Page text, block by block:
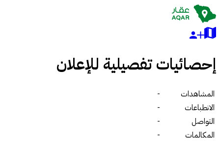
إحصائيات تفصيلية للإعلان
المشاهدات
-
الانطباعات
-
التواصل
-
المكالمات
-